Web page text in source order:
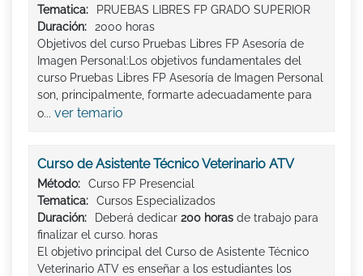
Tematica:
PRUEBAS LIBRES FP GRADO SUPERIOR
Duración:
2000 horas
Objetivos del curso Pruebas Libres FP Asesoría de
Imagen Personal:Los objetivos fundamentales del
curso Pruebas Libres FP Asesoría de Imagen Personal
son, principalmente, formarte adecuadamente para
o... ver temario
Curso de Asistente Técnico Veterinario ATV
Método:
Curso FP Presencial
Tematica:
Cursos Especializados
Duración:
Deberá dedicar 200 horas de trabajo para
finalizar el curso. horas
El objetivo principal del Curso de Asistente Técnico
Veterinario ATV es enseñar a los estudiantes los